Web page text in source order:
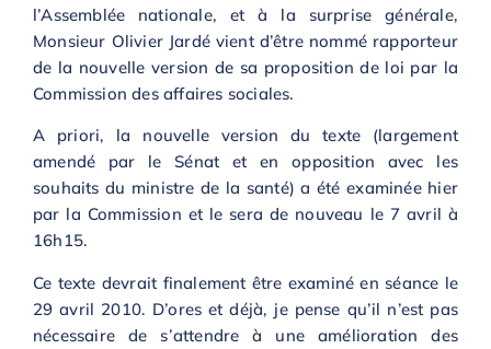
l’Assemblée nationale, et à la surprise générale,
Monsieur Olivier Jardé vient d’être nommé rapporteur
de la nouvelle version de sa proposition de loi par la
Commission des affaires sociales.
A priori, la nouvelle version du texte (largement
amendé par le Sénat et en opposition avec les
souhaits du ministre de la santé) a été examinée hier
par la Commission et le sera de nouveau le 7 avril à
16h15.
Ce texte devrait finalement être examiné en séance le
29 avril 2010. D’ores et déjà, je pense qu’il n’est pas
nécessaire de s’attendre à une amélioration des